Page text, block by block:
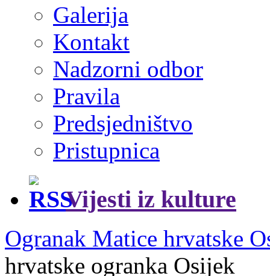
Galerija
Kontakt
Nadzorni odbor
Pravila
Predsjedništvo
Pristupnica
Vijesti iz kulture
Ogranak Matice hrvatske
hrvatske ogranka Osijek